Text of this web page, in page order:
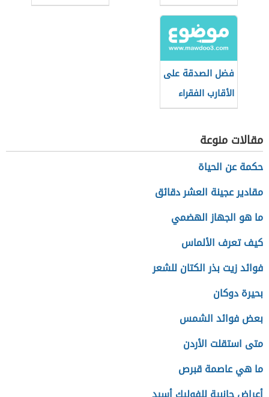
فضل الصدقة على
الأقارب الفقراء
مقالات منوعة
حكمة عن الحياة
مقادير عجينة العشر دقائق
ما هو الجهاز الهضمي
كيف تعرف الألماس
فوائد زيت بذر الكتان للشعر
بحيرة دوكان
بعض فوائد الشمس
متى استقلت الأردن
ما هي عاصمة قبرص